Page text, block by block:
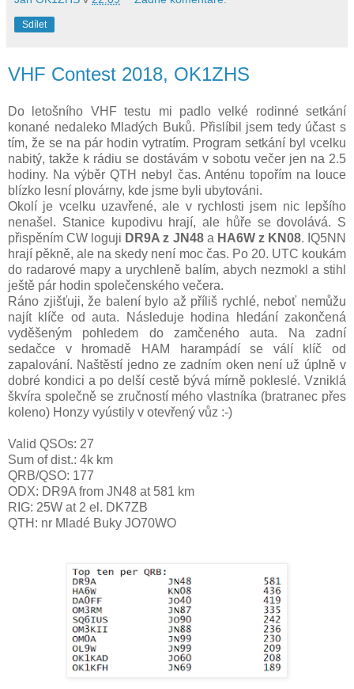
Sdílet
VHF Contest 2018, OK1ZHS
Do letošního VHF testu mi padlo velké rodinné setkání
konané nedaleko Mladých Buků. Přislíbil jsem tedy účast s
tím, že se na pár hodin vytratím. Program setkání byl vcelku
nabitý, takže k rádiu se dostávám v sobotu večer jen na 2.5
hodiny. Na výběr QTH nebyl čas. Anténu topořím na louce
blízko lesní plovárny, kde jsme byli ubytováni.
Okolí je vcelku uzavřené, ale v rychlosti jsem nic lepšího
nenašel. Stanice kupodivu hrají, ale hůře se dovolává. S
přispěním CW loguji DR9A z JN48a HA6W z KN08. IQ5NN
hrají pěkně, ale na skedy není moc čas. Po 20. UTC koukám
do radarové mapy a urychleně balím, abych nezmokl a stihl
ještě pár hodin společenského večera.
Ráno zjišťuji, že balení bylo až příliš rychlé, neboť nemůžu
najít klíče od auta. Následuje hodina hledání zakončená
vyděšeným pohledem do zamčeného auta. Na zadní
sedačce v hromadě HAM harampádí se válí klíč od
zapalování. Naštěstí jedno ze zadním oken není už úplně v
dobré kondici a po delší cestě bývá mírně pokleslé. Vzniklá
škvíra společně se zručností mého vlastníka (bratranec přes
koleno) Honzy vyústily v otevřený vůz :-)
Valid QSOs: 27
Sum of dist.: 4k km
QRB/QSO: 177
ODX: DR9A from JN48 at 581 km
RIG: 25W at 2 el. DK7ZB
QTH: nr Mladé Buky JO70WO